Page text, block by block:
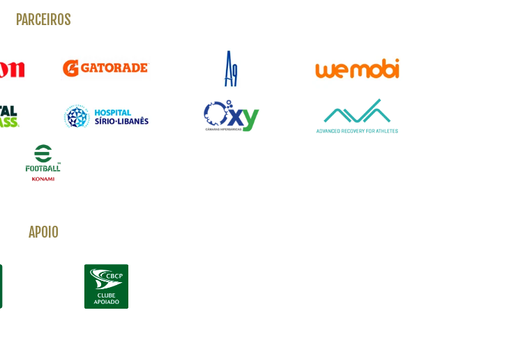
PARCEIROS
APOIO